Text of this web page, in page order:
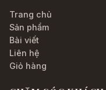
Trang chủ
Sản phẩm
Bài viết
Liên hệ
Giỏ hàng